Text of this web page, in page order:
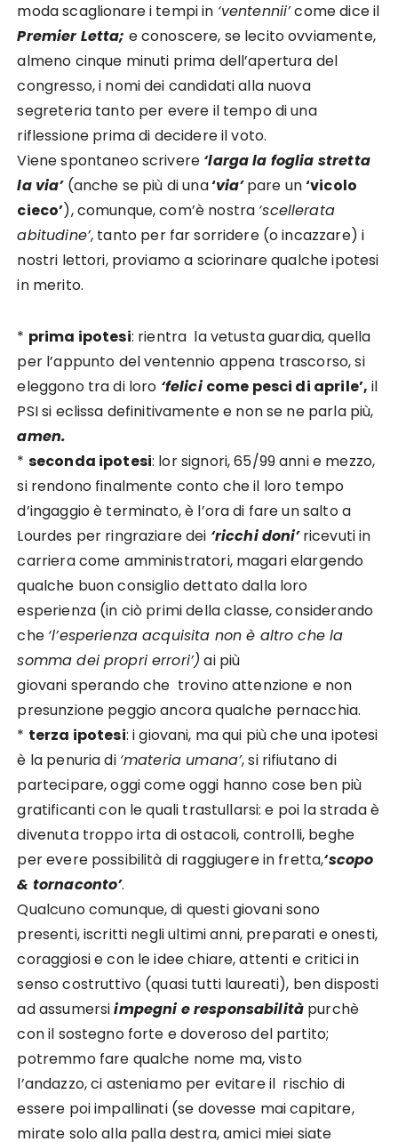
moda scaglionare i tempi in ‘ventennii’come dice il
Premier Letta; e conoscere, se lecito ovviamente,
almeno cinque minuti prima dell’apertura del
congresso, i nomi dei candidati alla nuova
segreteria tanto per evere il tempo di una
riflessione prima di decidere il voto.
Viene spontaneo scrivere ‘larga la foglia stretta
la via’ (anche se più di una‘via’pare un‘vicolo
cieco’), comunque, com’è nostra ‘scellerata
abitudine’, tanto per far sorridere (o incazzare) i
nostri lettori, proviamo a sciorinare qualche ipotesi
in merito.
* prima ipotesi: rientra la vetusta guardia, quella
per l’appunto del ventennio appena trascorso, si
eleggono tra di loro ‘felicicome pesci di aprile’, il
PSI si eclissa definitivamente e non se ne parla più,
amen.
* seconda ipotesi: lor signori, 65/99 anni e mezzo,
si rendono finalmente conto che il loro tempo
d’ingaggio è terminato, è l’ora di fare un salto a
Lourdes per ringraziare dei ‘ricchi doni’ricevuti in
carriera come amministratori, magari elargendo
qualche buon consiglio dettato dalla loro
esperienza (in ciò primi della classe, considerando
che ‘l’esperienza acquisita non è altro che la
somma dei propri errori’) ai più
giovani sperando che trovino attenzione e non
presunzione peggio ancora qualche pernacchia.
* terza ipotesi: i giovani, ma qui più che una ipotesi
è la penuria di ‘materia umana’, si rifiutano di
partecipare, oggi come oggi hanno cose ben più
gratificanti con le quali trastullarsi: e poi la strada è
divenuta troppo irta di ostacoli, controlli, beghe
per evere possibilità di raggiugere in fretta,‘scopo
& tornaconto’.
Qualcuno comunque, di questi giovani sono
presenti, iscritti negli ultimi anni, preparati e onesti,
coraggiosi e con le idee chiare, attenti e critici in
senso costruttivo (quasi tutti laureati), ben disposti
ad assumersiimpegni e responsabilità purchè
con il sostegno forte e doveroso del partito;
potremmo fare qualche nome ma, visto
l’andazzo, ci asteniamo per evitare il rischio di
essere poi impallinati (se dovesse mai capitare,
mirate solo alla palla destra, amici miei siate